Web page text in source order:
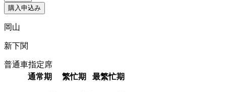
購入申込み
岡山
新下関
普通車指定席
通常期
繁忙期 最繁忙期